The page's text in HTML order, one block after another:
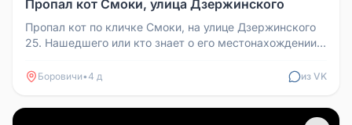
Пропал кот Смоки, улица Дзержинского
Пропал кот по кличке Смоки, на улице Дзержинского
25. Нашедшего или кто знает о его местонахождении,
Боровичи•4 д из VK